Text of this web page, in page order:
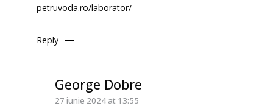
petruvoda.ro/laborator/
Reply
George Dobre
27 iunie 2024 at 13:55